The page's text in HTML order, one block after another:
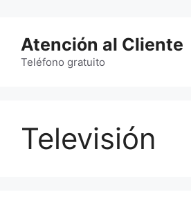
contenido
Atención al Cliente
Teléfono gratuito
Televisión